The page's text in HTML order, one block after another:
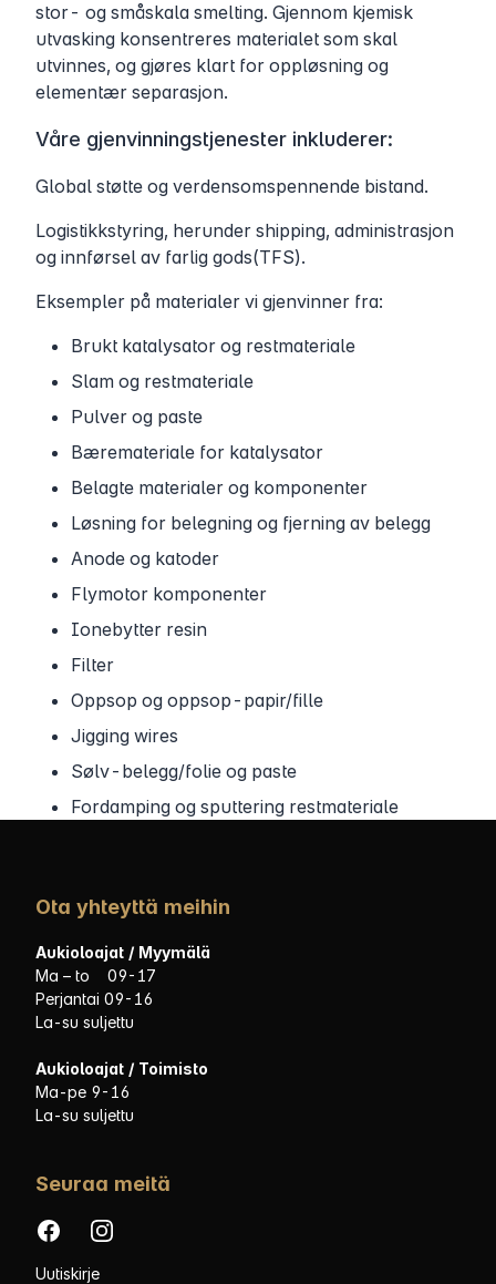
stor- og småskala smelting. Gjennom kjemisk
utvasking konsentreres materialet som skal
utvinnes, og gjøres klart for oppløsning og
elementær separasjon.
Våre gjenvinningstjenester inkluderer:
Global støtte og verdensomspennende bistand.
Logistikkstyring, herunder shipping, administrasjon
og innførsel av farlig gods(TFS).
Eksempler på materialer vi gjenvinner fra:
Brukt katalysator og restmateriale
Slam og restmateriale
Pulver og paste
Bæremateriale for katalysator
Belagte materialer og komponenter
Løsning for belegning og fjerning av belegg
Anode og katoder
Flymotor komponenter
Ionebytter resin
Filter
Oppsop og oppsop-papir/fille
Jigging wires
Sølv-belegg/folie og paste
Fordamping og sputtering restmateriale
Ota yhteyttä meihin
Aukioloajat / Myymälä
Ma – to 09-17
Perjantai 09-16
La-su suljettu
Aukioloajat / Toimisto
Ma-pe 9-16
La-su suljettu
Seuraa meitä
FacebookInstagram
Uutiskirje